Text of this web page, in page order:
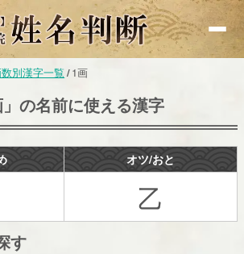
基礎知識
赤ちゃんの命名
改名
無料鑑定
別漢字一覧 1画
の名前に使える漢字
オツ/おと
乙
す